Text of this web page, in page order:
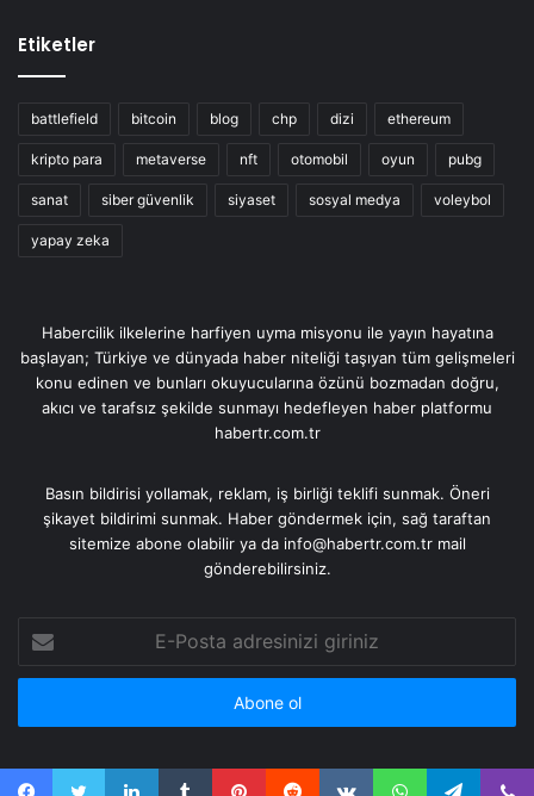
Etiketler
battlefield bitcoin blog chp dizi ethereum
kripto para metaverse nft otomobil oyun pubg
sanat siber güvenlik siyaset sosyal medya voleybol
yapay zeka
Habercilik ilkelerine harfiyen uyma misyonu ile yayın hayatına
başlayan; Türkiye ve dünyada haber niteliği taşıyan tüm gelişmeleri
konu edinen ve bunları okuyucularına özünü bozmadan doğru,
akıcı ve tarafsız şekilde sunmayı hedefleyen haber platformu
habertr.com.tr
Basın bildirisi yollamak, reklam, iş birliği teklifi sunmak. Öneri
şikayet bildirimi sunmak. Haber göndermek için, sağ taraftan
sitemize abone olabilir ya da info@habertr.com.tr mail
gönderebilirsiniz.
Posta
adresinizi